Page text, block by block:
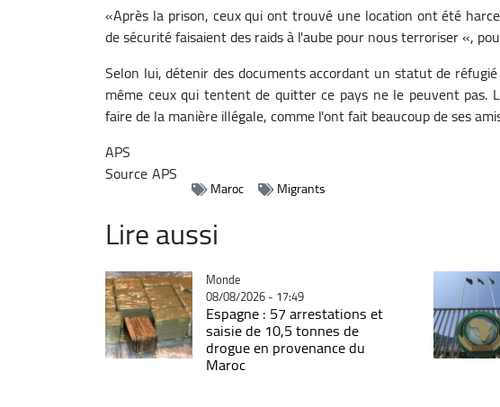
«Après la prison, ceux qui ont trouvé une location ont été
de sécurité faisaient des raids à l'aube pour nous terroriser «,
Selon lui, détenir des documents accordant un statut de
même ceux qui tentent de quitter ce pays ne le peuvent pas.
faire de la manière illégale, comme l'ont fait beaucoup de ses
APS
SourceAPS
Maroc Migrants
Lire aussi
Catégorie
Monde
08/08/2026 - 17:49
Espagne : 57 arrestations et
saisie de 10,5 tonnes de
drogue en provenance du
Maroc